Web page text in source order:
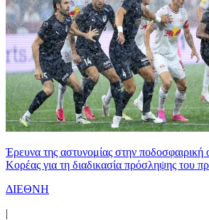
Έρευνα της αστυνομίας στην ποδοσφαιρική
Κορέας για τη διαδικασία πρόσληψης του
ΔΙΕΘΝΗ
|